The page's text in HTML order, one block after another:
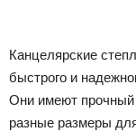
Канцелярские
быстрого и
Они имеют прочный
разные размеры